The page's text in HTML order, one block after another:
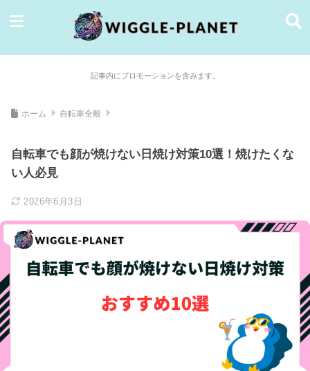
記事内にプロモーションを含みます。
ホーム 自転車全般
自転車でも顔が焼けない日焼け対策10選！焼けたくな
い人必見
2026年6月3日